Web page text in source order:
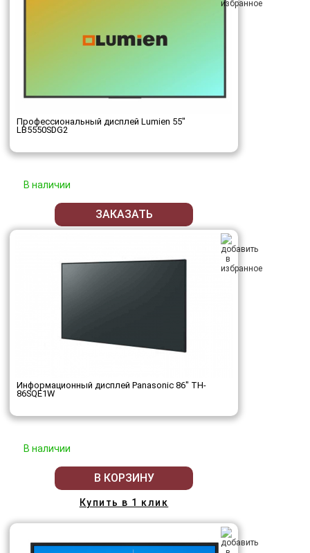
Профессиональный дисплей Lumien 55"
LB5550SDG2
В наличии
ЗАКАЗАТЬ
Информационный дисплей Panasonic 86" TH-
86SQE1W
В наличии
В КОРЗИНУ
Купить в 1 клик